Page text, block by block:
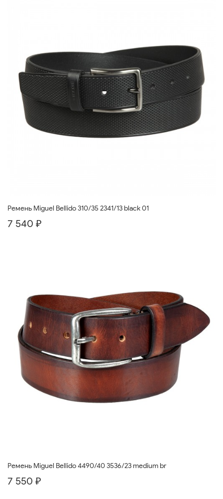
Ремень Miguel Bellido 310/35 2341/13 black 01
7 540 ₽
Ремень Miguel Bellido 4490/40 3536/23 medium br
7 550 ₽